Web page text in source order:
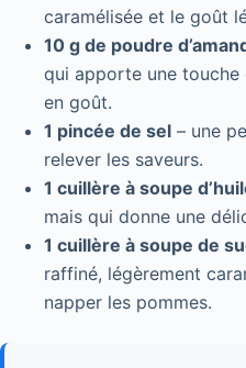
caramélisée et le goût
10 g de poudre
qui apporte une
en goût.
1 pincée de sel – une
relever les saveurs.
1 cuillère à soupe
mais qui donne une
1 cuillère à soupe de
raffiné, légèrement
napper les pommes.